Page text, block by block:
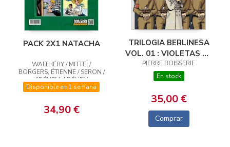
PACK 2X1 NATACHA
WALTHÉRY / MITTÉÏ /
BORGERS, ÉTIENNE / SERON /
JIDÉHEM, JIDÉHEM
Disponible en 1 semana
34,90 €
TRILOGIA BERLINESA
VOL. 01 : VIOLETAS DE
MARZO
PIERRE BOISSERIE
En stock
35,00 €
Comprar